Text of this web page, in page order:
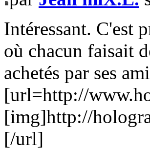
Intéressant. C'est
où chacun faisait
achetés par ses
[url=http://
[img]http://
[/url]